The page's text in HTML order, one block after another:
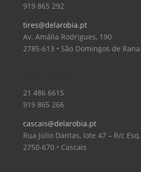
919 865 292
tires@delarobia.pt
Av. Amália Rodrigues, 190
2785-613 • São Domingos de Rana
21 486 6615
919 865 266
cascais@delarobia.pt
Rua Júlio Dantas, lote 47 – R/c Esq.
2750-670 • Cascais